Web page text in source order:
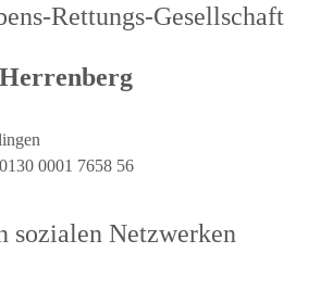
Rettungs-Gesellschaft
0001 7658 56
sozialen Netzwerken